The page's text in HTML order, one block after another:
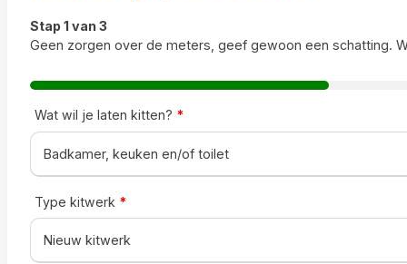
Stap 1 van 3
Geen zorgen over de meters, geef gewoon een schatting.
Wat wil je laten kitten? *
Type kitwerk *